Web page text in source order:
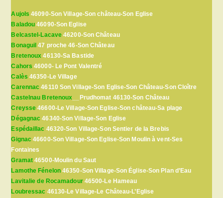
Aujols 46090-Son Village-Son château-Son Eglise
Baladou 46090-Son Eglise
Belcastel-Lacave 46200-Son Château
Bonaguil 47 proche 46-Son Château
Bretenoux 46130-Sa Bastide
Cahors 46000- Le Pont Valentré
Calès 46350-Le Village
Carennac 46110 Son Village-Son Eglise-Son Château-Son Cloître
Castelnau Bretenoux __Prudhomat 46130-Son Château
Creysse 46600-Le Village-Son Eglise-Son château-Sa plage
Dégagnac 46340-Son Village-Son Eglise
Espédaillac 46320-Son Village-Son Sentier de la Brebis
Gignac 46600-Son Village-Son Eglise-Son Moulin à vent-Ses
Fontaines
Gramat 46500-Moulin du Saut
Lamothe Fénelon46350-Son Village-Son Église-Son Plan d’Eau
Lavitalie de Rocamadour46500-Le Hameau
Loubressac 46130-Le Village-Le Château-L’Eglise